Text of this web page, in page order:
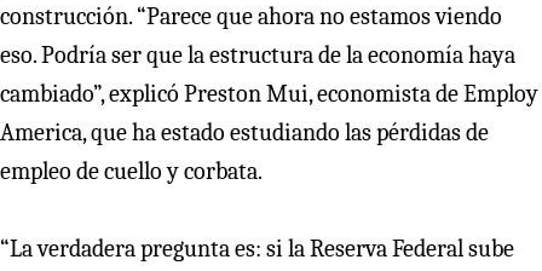
construcción. “Parece que ahora no estamos viendo
eso. Podría ser que la estructura de la economía haya
cambiado”, explicó Preston Mui, economista de Employ
America, que ha estado estudiando las pérdidas de
empleo de cuello y corbata.
“La verdadera pregunta es: si la Reserva Federal sube